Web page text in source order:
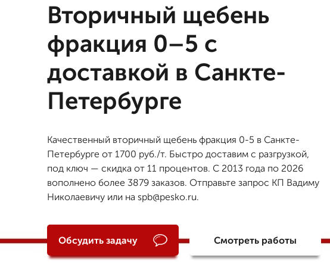
Вторичный щебень
фракция 0–5 с
доставкой в Санкте-
Петербурге
Качественный вторичный щебень фракция 0-5 в Санкте-
Петербурге от 1700 руб./т. Быстро доставим с разгрузкой,
под ключ — скидка от 11 процентов. С 2013 года по 2026
вополнено более 3879 заказов. Отправьте запрос КП Вадиму
Николаевичу или на spb@pesko.ru.
Обсудить задачу Смотреть работы